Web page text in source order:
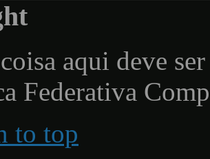
aqui deve
Federativa
to top